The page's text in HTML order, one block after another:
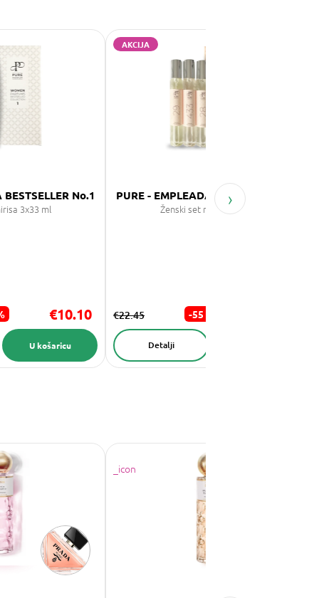
No.1
3x33 ml
€10.10
U košaricu
AKCIJA
PURE - EMPLEADA BESTSELLER No.4
Ženski set mirisa 3x33 ml
€22.45 -55 %
Detalji
›